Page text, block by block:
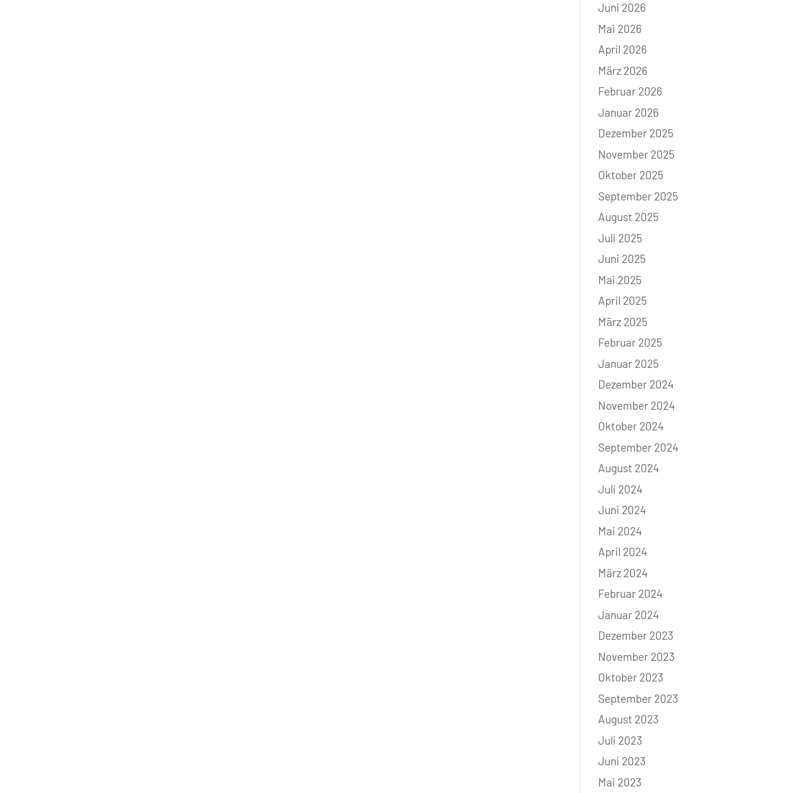
Juni 2026
Mai 2026
April 2026
März 2026
Februar 2026
Januar 2026
Dezember 2025
November 2025
Oktober 2025
September 2025
August 2025
Juli 2025
Juni 2025
Mai 2025
April 2025
März 2025
Februar 2025
Januar 2025
Dezember 2024
November 2024
Oktober 2024
September 2024
August 2024
Juli 2024
Juni 2024
Mai 2024
April 2024
März 2024
Februar 2024
Januar 2024
Dezember 2023
November 2023
Oktober 2023
September 2023
August 2023
Juli 2023
Juni 2023
Mai 2023